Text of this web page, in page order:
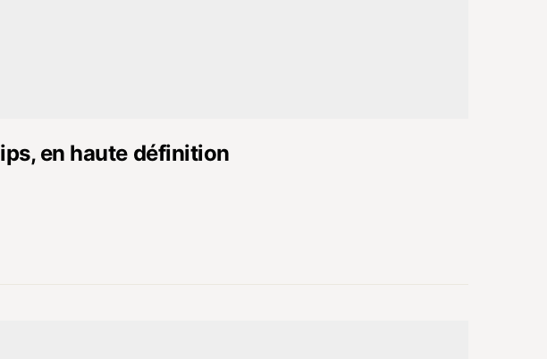
en haute définition